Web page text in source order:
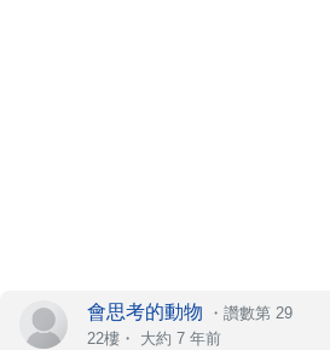
會思考的動物 ・ 讚數第 29
22樓・ 大約 7 年前